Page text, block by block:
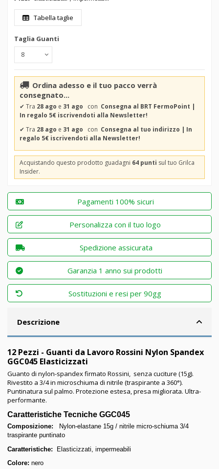
Tabella taglie
Taglia Guanti
Ordina adesso e il tuo pacco verrà
consegnato...
✔ Tra 28 ago e 31 ago con Consegna al BRT FermoPoint |
In regalo 5€ iscrivendoti alla Newsletter!
✔ Tra 28 ago e 31 ago con Consegna al tuo indirizzo | In
regalo 5€ iscrivendoti alla Newsletter!
Acquistando questo prodotto guadagni 64 punti sul tuo Grilca
Insider.
Pagamenti 100% sicuri
Personalizza con il tuo logo
Spedizione assicurata
Garanzia 1 anno sui prodotti
Sostituzioni e resi per 90gg
Descrizione
12 Pezzi - Guanti da Lavoro Rossini Nylon Spandex
GGC045 Elasticizzati
Guanto di nylon-spandex firmato Rossini, senza cuciture (15g).
Rivestito a 3/4 in microschiuma di nitrile (traspirante a 360°).
Puntinatura sul palmo. Protezione estesa, presa migliorata. Ultra-
performante.
Caratteristiche Tecniche GGC045
Composizione:
Nylon-elastane 15g / nitrile micro-schiuma 3/4
traspirante puntinato
Caratteristiche:
Elasticizzati, impermeabili
Colore: nero